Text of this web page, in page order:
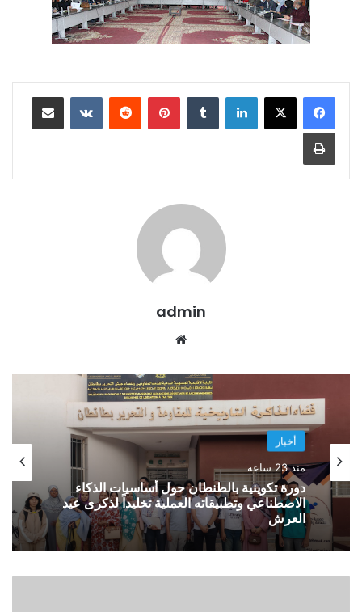
لينكدإن بينتيريست مشاركة عبر البريد
طباعة
admin
أخبار
منذ 23 ساعة
دورة تكوينية بالطنطان حول أساسيات الذكاء
الاصطناعي وتطبيقاته العملية تخليداً لذكرى عيد
العرش